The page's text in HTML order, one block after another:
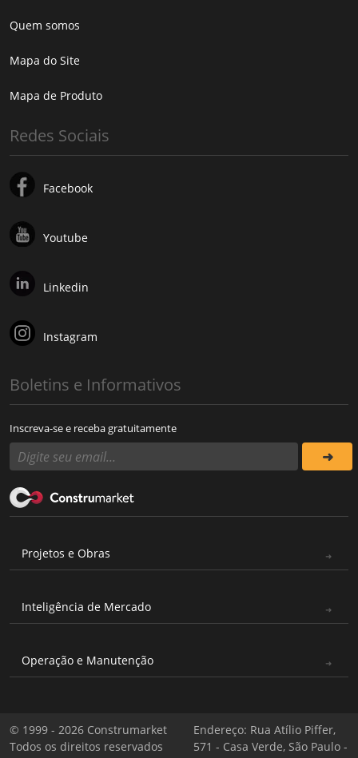
Quem somos
Mapa do Site
Mapa de Produto
Redes Sociais
Facebook
Youtube
Linkedin
Instagram
Boletins e Informativos
Inscreva-se e receba gratuitamente
Projetos e Obras
Inteligência de Mercado
Operação e Manutenção
© 1999 - 2026 Construmarket
Todos os direitos reservados
Endereço: Rua Atílio Piffer,
571 - Casa Verde, São Paulo -